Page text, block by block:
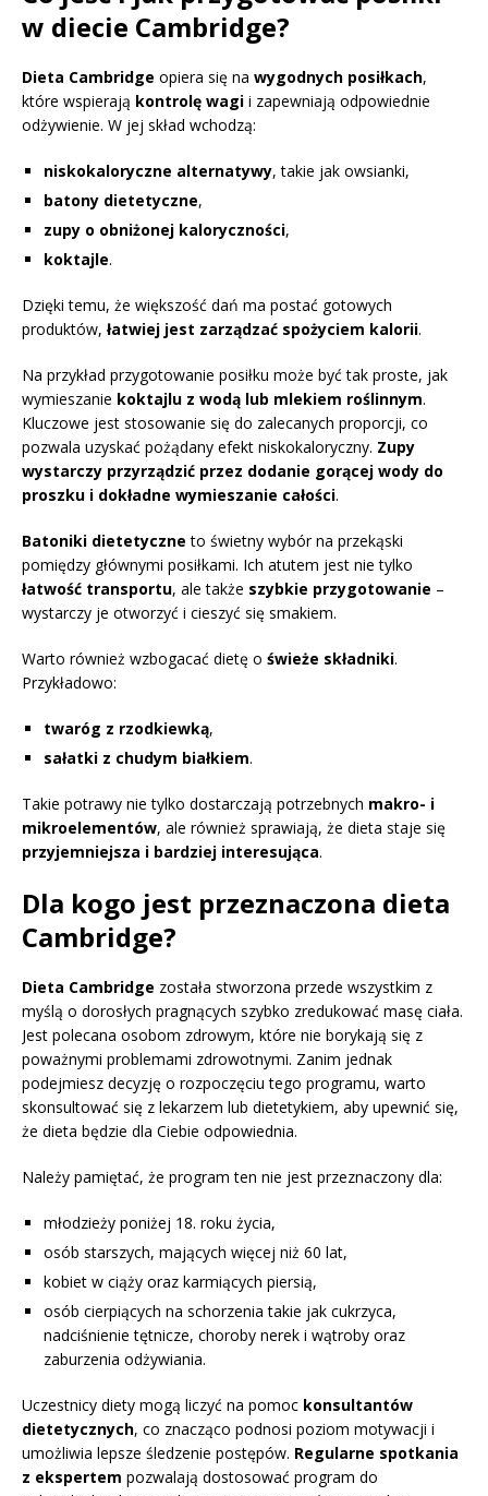
w diecie Cambridge?
Dieta Cambridge opiera się na wygodnych posiłkach,
które wspierają kontrolę wagi i zapewniają odpowiednie
odżywienie. W jej skład wchodzą:
niskokaloryczne alternatywy, takie jak owsianki,
batony dietetyczne,
zupy o obniżonej kaloryczności,
koktajle.
Dzięki temu, że większość dań ma postać gotowych
produktów, łatwiej jest zarządzać spożyciem kalorii.
Na przykład przygotowanie posiłku może być tak proste, jak
wymieszanie koktajlu z wodą lub mlekiem roślinnym.
Kluczowe jest stosowanie się do zalecanych proporcji, co
pozwala uzyskać pożądany efekt niskokaloryczny. Zupy
wystarczy przyrządzić przez dodanie gorącej wody do
proszku i dokładne wymieszanie całości.
Batoniki dietetyczne to świetny wybór na przekąski
pomiędzy głównymi posiłkami. Ich atutem jest nie tylko
łatwość transportu, ale także szybkie przygotowanie –
wystarczy je otworzyć i cieszyć się smakiem.
Warto również wzbogacać dietę o świeże składniki.
Przykładowo:
twaróg z rzodkiewką,
sałatki z chudym białkiem.
Takie potrawy nie tylko dostarczają potrzebnych makro- i
mikroelementów, ale również sprawiają, że dieta staje się
przyjemniejsza i bardziej interesująca.
Dla kogo jest przeznaczona dieta
Cambridge?
Dieta Cambridge została stworzona przede wszystkim z
myślą o dorosłych pragnących szybko zredukować masę ciała.
Jest polecana osobom zdrowym, które nie borykają się z
poważnymi problemami zdrowotnymi. Zanim jednak
podejmiesz decyzję o rozpoczęciu tego programu, warto
skonsultować się z lekarzem lub dietetykiem, aby upewnić się,
że dieta będzie dla Ciebie odpowiednia.
Należy pamiętać, że program ten nie jest przeznaczony dla:
młodzieży poniżej 18. roku życia,
osób starszych, mających więcej niż 60 lat,
kobiet w ciąży oraz karmiących piersią,
osób cierpiących na schorzenia takie jak cukrzyca,
nadciśnienie tętnicze, choroby nerek i wątroby oraz
zaburzenia odżywiania.
Uczestnicy diety mogą liczyć na pomoc konsultantów
dietetycznych, co znacząco podnosi poziom motywacji i
umożliwia lepsze śledzenie postępów. Regularne spotkania
z ekspertem pozwalają dostosować program do